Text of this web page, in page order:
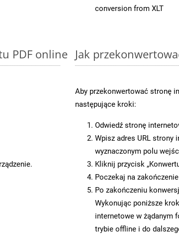
conversion from XLT
PDF online Jak
Aby przekonwertować stronę
następujące kroki:
Odwiedź stronę
Wpisz adres URL strony
wyznaczonym polu
Kliknij przycisk
Poczekaj na
Po zakończeniu
Wykonując poniższe
internetowe w żądanym
trybie offline i do